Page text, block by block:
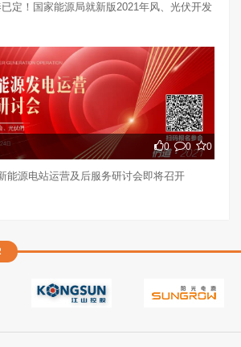
定！国家能源局就新版2021年风、光伏开发
0 0 0
能源电站运营及后服务研讨会即将召开